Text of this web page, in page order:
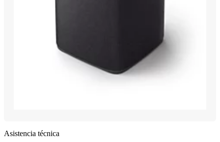
Asistencia técnica